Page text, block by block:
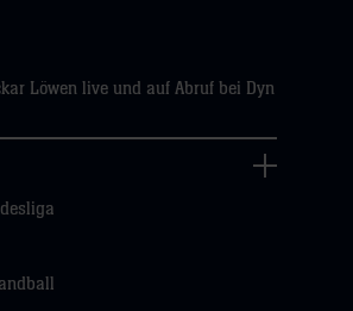
Löwen live und auf Abruf bei Dyn